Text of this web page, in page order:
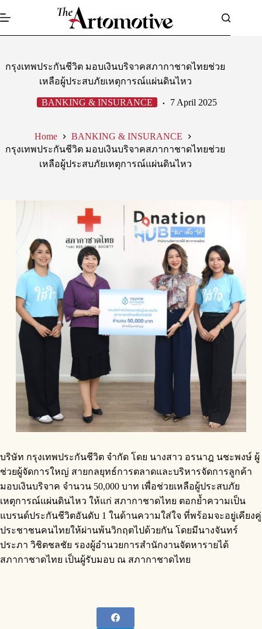
to
กรุงเทพประกันชีวิต มอบเงินบริจาคสภากาชาดไทยช่วย
เหลือผู้ประสบภัยเหตุการณ์แผ่นดินไหว
BANKING & INSURANCE 7 April 2025
Home
BANKING & INSURANCE
กรุงเทพประกันชีวิต มอบเงินบริจาคสภากาชาดไทยช่วย
เหลือผู้ประสบภัยเหตุการณ์แผ่นดินไหว
บริษัท กรุงเทพประกันชีวิต จำกัด โดย นางสาว อรนาฎ นชะพงษ์ ผู้
ช่วยผู้จัดการใหญ่ สายกลยุทธ์การตลาดและบริหารจัดการลูกค้า
มอบเงินบริจาค จำนวน 50,000 บาท เพื่อช่วยเหลือผู้ประสบภัย
เหตุการณ์แผ่นดินไหว ให้แก่ สภากาชาดไทย ตอกย้ำความเป็น
แบรนด์ประกันชีวิตอันดับ 1 ในด้านความใส่ใจ ที่พร้อมจะอยู่เคียงคู่
ประชาชนคนไทยให้ผ่านพ้นวิกฤตไปด้วยกัน โดยมีนางจันทร์
ประภา วิชิตชลชัย รองผู้อำนวยการสำนักงานจัดหารายได้
สภากาชาดไทย เป็นผู้รับมอบ ณ สภากาชาดไทย